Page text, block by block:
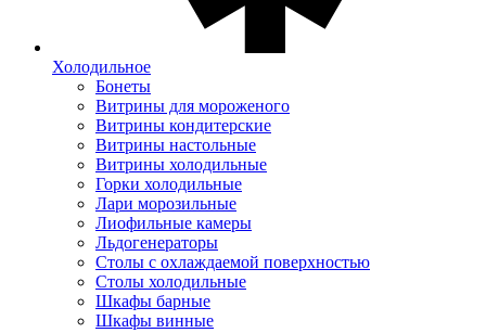
Холодильное
Бонеты
Витрины для мороженого
Витрины кондитерские
Витрины настольные
Витрины холодильные
Горки холодильные
Лари морозильные
Лиофильные камеры
Льдогенераторы
Столы с охлаждаемой поверхностью
Столы холодильные
Шкафы барные
Шкафы винные